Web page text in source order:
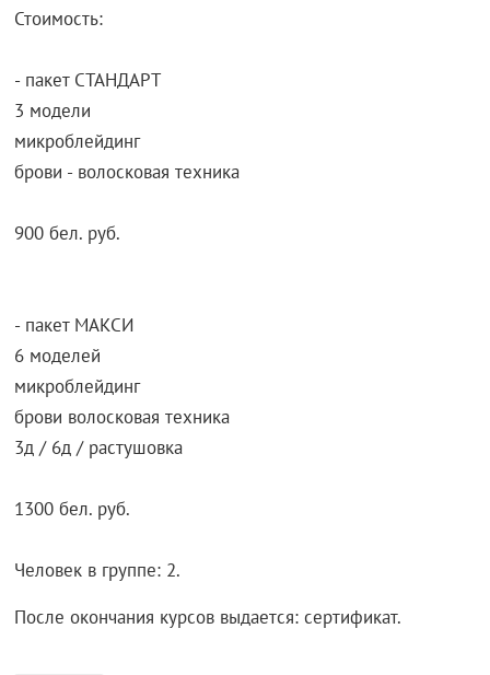
Стоимость:
- пакет СТАНДАРТ
3 модели
микроблейдинг
брови - волосковая техника
900 бел. руб.
- пакет МАКСИ
6 моделей
микроблейдинг
брови волосковая техника
3д / 6д / растушовка
1300 бел. руб.
Человек в группе: 2.
После окончания курсов выдается: сертификат.